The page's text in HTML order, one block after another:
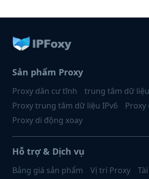
Sản phẩm Proxy
Proxy dân cư tĩnh
trung tâm dữ
Proxy trung tâm dữ liệu IPv6
Proxy
Proxy di động xoay
Hỗ trợ & Dịch vụ
Bảng giá sản phẩm Vị trí Proxy